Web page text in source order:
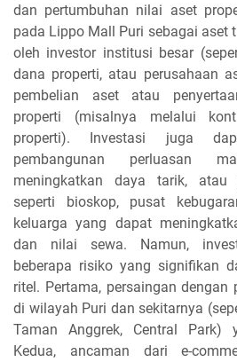
dan pertumbuhan nilai aset
pada Lippo Mall Puri sebagai aset
oleh investor institusi besar
dana properti, atau perusahaan
pembelian aset atau
properti (misalnya melalui
properti). Investasi juga
pembangunan perluasan
meningkatkan daya tarik, atau
seperti bioskop, pusat
keluarga yang dapat
dan nilai sewa. Namun,
beberapa risiko yang signifikan
ritel. Pertama, persaingan
di wilayah Puri dan sekitarnya
Taman Anggrek, Central Park)
Kedua, ancaman dari e-